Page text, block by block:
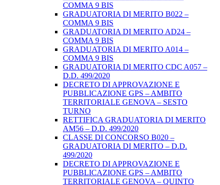
COMMA 9 BIS
GRADUATORIA DI MERITO B022 –
COMMA 9 BIS
GRADUATORIA DI MERITO AD24 –
COMMA 9 BIS
GRADUATORIA DI MERITO A014 –
COMMA 9 BIS
GRADUATORIA DI MERITO CDC A057 –
D.D. 499/2020
DECRETO DI APPROVAZIONE E
PUBBLICAZIONE GPS – AMBITO
TERRITORIALE GENOVA – SESTO
TURNO
RETTIFICA GRADUATORIA DI MERITO
AM56 – D.D. 499/2020
CLASSE DI CONCORSO B020 –
GRADUATORIA DI MERITO – D.D.
499/2020
DECRETO DI APPROVAZIONE E
PUBBLICAZIONE GPS – AMBITO
TERRITORIALE GENOVA – QUINTO